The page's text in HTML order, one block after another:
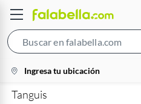
location-
icon
Ingresa tu ubicación
Tanguis